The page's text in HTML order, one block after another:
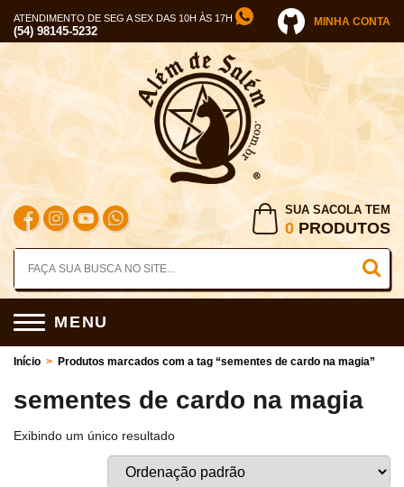
ATENDIMENTO DE SEG A SEX DAS 10H ÀS 17H
(54) 98145-5232
MINHA CONTA
SUA SACOLA TEM
0 PRODUTOS
MENU
Início > Produtos marcados com a tag “sementes de cardo na magia”
sementes de cardo na magia
Exibindo um único resultado